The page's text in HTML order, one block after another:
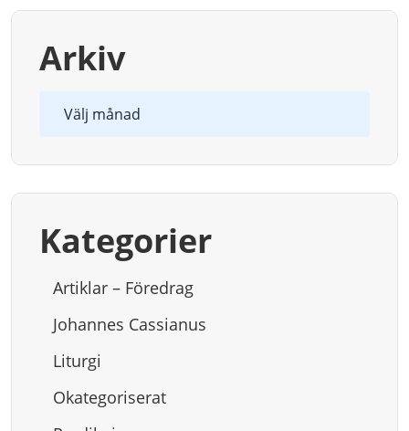
Arkiv
Kategorier
Artiklar – Föredrag
Johannes Cassianus
Liturgi
Okategoriserat